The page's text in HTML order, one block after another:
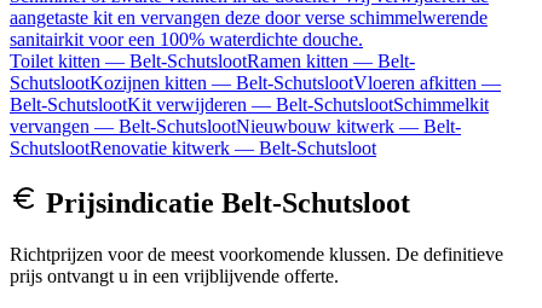
aangetaste kit en vervangen deze door verse schimmelwerende
sanitairkit voor een 100% waterdichte douche.
Toilet kitten — Belt-SchutslootRamen kitten — Belt-
SchutslootKozijnen kitten — Belt-SchutslootVloeren afkitten —
Belt-SchutslootKit verwijderen — Belt-SchutslootSchimmelkit
vervangen — Belt-SchutslootNieuwbouw kitwerk — Belt-
SchutslootRenovatie kitwerk — Belt-Schutsloot
Prijsindicatie Belt-Schutsloot
Richtprijzen voor de meest voorkomende klussen. De definitieve
prijs ontvangt u in een vrijblijvende offerte.